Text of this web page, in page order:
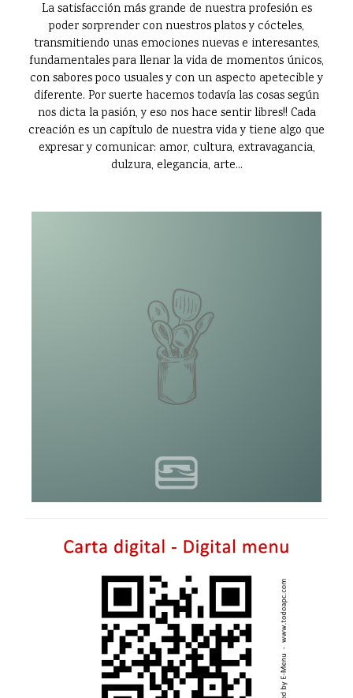
La satisfacción más grande de nuestra profesión es
poder sorprender con nuestros platos y cócteles,
transmitiendo unas emociones nuevas e interesantes,
fundamentales para llenar la vida de momentos únicos,
con sabores poco usuales y con un aspecto apetecible y
diferente. Por suerte hacemos todavía las cosas según
nos dicta la pasión, y eso nos hace sentir libres!! Cada
creación es un capítulo de nuestra vida y tiene algo que
expresar y comunicar: amor, cultura, extravagancia,
dulzura, elegancia, arte...